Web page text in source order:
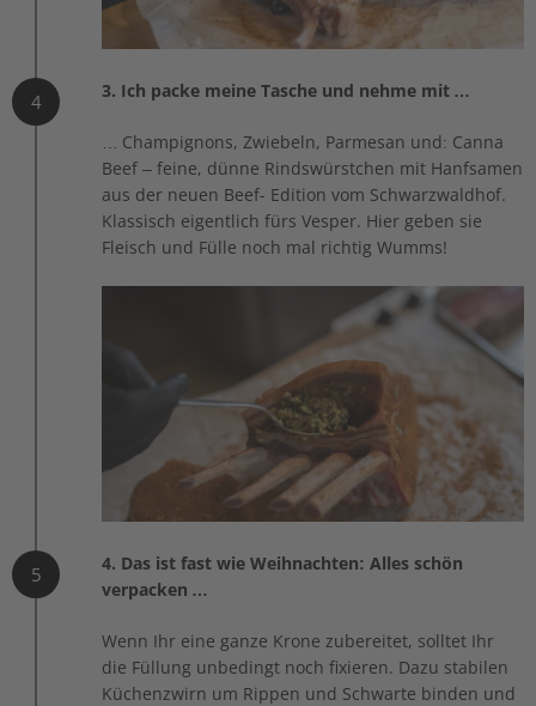
4 3. Ich packe meine Tasche und nehme mit …
… Champignons, Zwiebeln, Parmesan und: Canna
Beef – feine, dünne Rindswürstchen mit Hanfsamen
aus der neuen Beef- Edition vom Schwarzwaldhof.
Klassisch eigentlich fürs Vesper. Hier geben sie
Fleisch und Fülle noch mal richtig Wumms!
5
4. Das ist fast wie Weihnachten: Alles schön
verpacken …
Wenn Ihr eine ganze Krone zubereitet, solltet Ihr
die Füllung unbedingt noch fixieren. Dazu stabilen
Küchenzwirn um Rippen und Schwarte binden und